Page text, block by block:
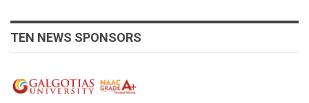
TEN NEWS SPONSORS